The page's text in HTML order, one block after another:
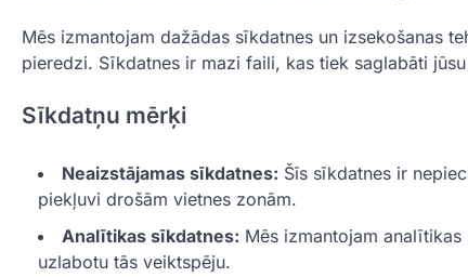
Mēs izmantojam dažādas sīkdatnes un izsekošanas
pieredzi. Sīkdatnes ir mazi faili, kas tiek saglabāti
Sīkdatņu mērķi
Neaizstājamas sīkdatnes: Šīs sīkdatnes ir
piekļuvi drošām vietnes zonām.
Analītikas sīkdatnes: Mēs izmantojam
uzlabotu tās veiktspēju.